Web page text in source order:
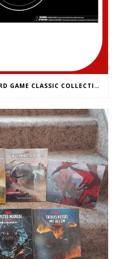
POKEMON TRADING CARD GAME CLASSIC COLLECTION, WÜRFEL, WÜRFELBEUTEL, KARTENBOXEN, SLEEVES